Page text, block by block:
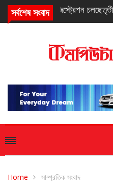
সর্বশেষ সংবাদ
তৃতীয় ‘আইওএআই ২০২৬’-এ তিনটি